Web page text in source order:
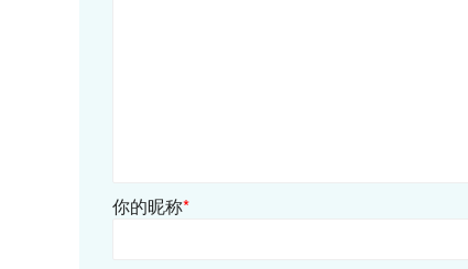
你的昵称*